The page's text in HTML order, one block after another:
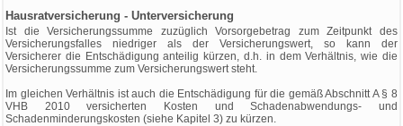
Hausratversicherung - Unterversicherung
Ist die Versicherungssumme zuzüglich Vorsorgebetrag zum Zeitpunkt des
Versicherungsfalles niedriger als der Versicherungswert, so kann der
Versicherer die Entschädigung anteilig kürzen, d.h. in dem Verhältnis, wie die
Versicherungssumme zum Versicherungswert steht.
Im gleichen Verhältnis ist auch die Entschädigung für die gemäß Abschnitt A § 8
VHB 2010 versicherten Kosten und Schadenabwendungs- und
Schadenminderungskosten (siehe Kapitel 3) zu kürzen.